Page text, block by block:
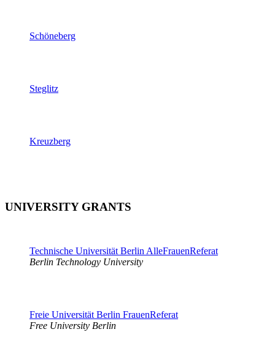
Schöneberg
Steglitz
Kreuzberg
UNIVERSITY GRANTS
Technische Universität Berlin AlleFrauenReferat
Berlin Technology University
Freie Universität Berlin FrauenReferat
Free University Berlin